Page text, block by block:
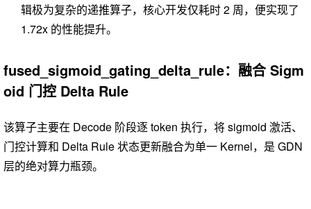
辑极为复杂的递推算子，核心开发仅耗时 2 周，便实现了
1.72x 的性能提升。
fused_sigmoid_gating_delta_rule：融合 Sigm
oid 门控 Delta Rule
该算子主要在 Decode 阶段逐 token 执行，将 sigmoid 激活、
门控计算和 Delta Rule 状态更新融合为单一 Kernel，是 GDN
层的绝对算力瓶颈。